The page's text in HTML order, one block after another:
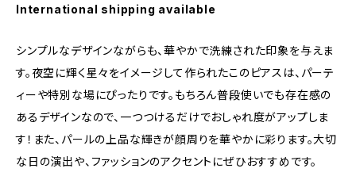
International shipping available
シンプルなデザインながらも、華やかで洗練された印象を与えま
す。夜空に輝く星々をイメージして作られたこのピアスは、パーテ
ィーや特別な場にぴったりです。もちろん普段使いでも存在感の
あるデザインなので、一つつけるだけでおしゃれ度がアップしま
す！また、パールの上品な輝きが顔周りを華やかに彩ります。大切
な日の演出や、ファッションのアクセントにぜひおすすめです。